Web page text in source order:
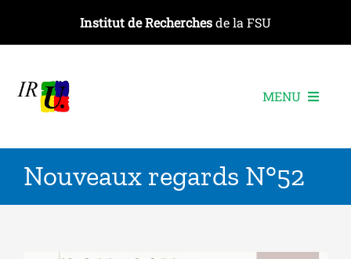
contenu
Institut de Recherchesde la FSU
MENU
Les recherches
Les événements
Nouveaux regards N°52